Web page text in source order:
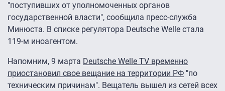
"поступивших от уполномоченных органов
государственной власти", сообщила пресс-служба
Минюста. В списке регулятора Deutsche Welle стала
119-м иноагентом.
Напомним, 9 марта Deutsche Welle TV временно
приостановил свое вещание на территории РФ "по
техническим причинам". Вещатель вышел из сетей всех